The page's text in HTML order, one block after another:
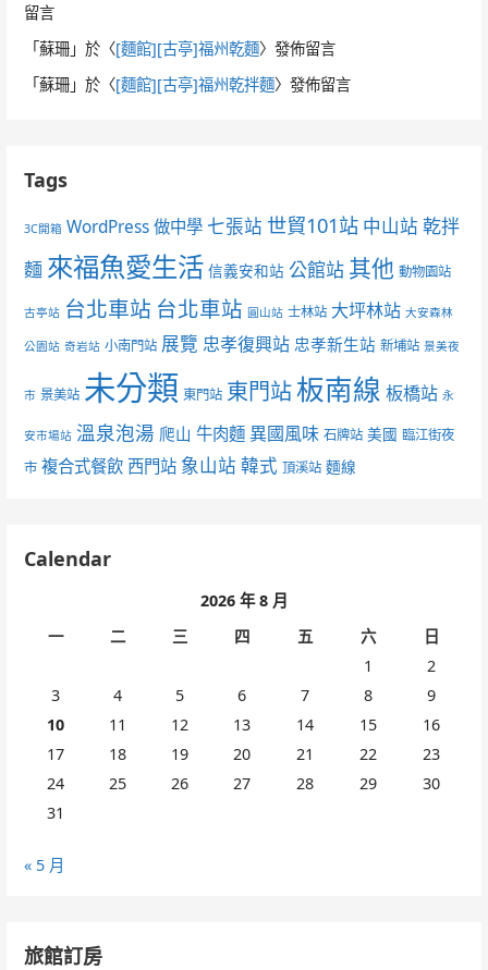
留言
「蘇珊 」於〈[麵館][古亭]福州乾麵〉發佈留言
「蘇珊 」於〈[麵館][古亭]福州乾拌麵〉發佈留言
Tags
3C開箱 WordPress 做中學 七張站 世貿101站 中山站 乾拌
麵 來福魚愛生活 信義安和站 公館站 其他 動物園站
古亭站 台北車站 台北車站 圓山站 士林站 大坪林站 大安森林
公園站 奇岩站 小南門站 展覽 忠孝復興站 忠孝新生站 新埔站 景美夜
市 景美站 未分類 東門站 東門站板南線 板橋站 永
安市場站 溫泉泡湯 爬山 牛肉麵 異國風味 石牌站 美國 臨江街夜
市 複合式餐飲 西門站 象山站 韓式 頂溪站 麵線
Calendar
2026 年 8 月
一
二 三 四 五 六
日
1
2
3
4 5 6 7 8
9
10
11 12 13 14 15
16
17
18 19 20 21 22
23
24
25 26 27 28 29
30
31
« 5 月
旅館訂房